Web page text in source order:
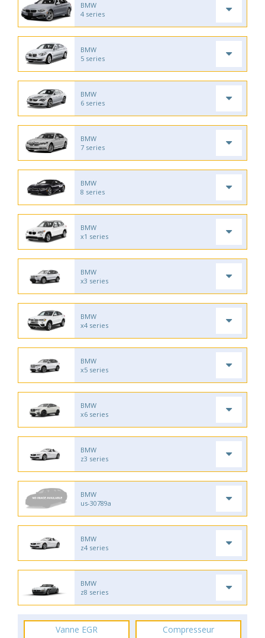
BMW
4 series
BMW
5 series
BMW
6 series
BMW
7 series
BMW
8 series
BMW
x1 series
BMW
x3 series
BMW
x4 series
BMW
x5 series
BMW
x6 series
BMW
z3 series
BMW
us-30789a
BMW
z4 series
BMW
z8 series
Vanne EGR Compresseur